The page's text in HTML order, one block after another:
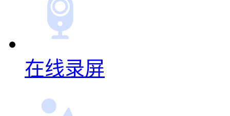
还不错，图片合成的效
一直都在用，每次更新
更多动图制作功能